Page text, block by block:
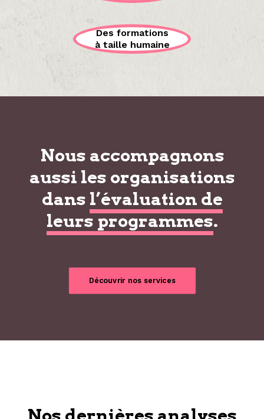
Des formations
à taille humaine
Nous accompagnons
aussi les organisations
dans l’évaluation de
leurs programmes.
Découvrir nos services